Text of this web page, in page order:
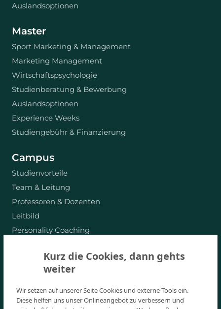
Auslandsoptionen
Master
Sport Marketing & Management
Marketing Management
Wirtschaftspsychologie
Studienberatung & Bewerbung
Auslandsoptionen
Experience Weeks
Studiengebühr & Finanzierung
Campus
Studienvorteile
Team & Leitung
Professoren & Dozenten
Leitbild
Personality Coaching
Für Unternehmen
Jobs am Campus
Corporate Responsibility
Kurz die Cookies, dann gehts
weiter
Wir setzen auf unserer Seite Cookies und externe Tools ein.
Diese helfen uns unser Onlineangebot zu verbessern und